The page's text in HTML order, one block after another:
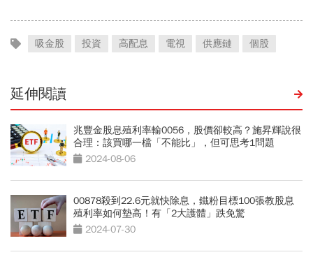
吸金股 投資 高配息 電視 供應鏈 個股
延伸閱讀
兆豐金股息殖利率輸0056，股價卻較高？施昇輝說很
合理：該買哪一檔「不能比」，但可思考1問題
2024-08-06
00878殺到22.6元就快除息，鐵粉目標100張教股息
殖利率如何墊高！有「2大護體」跌免驚
2024-07-30